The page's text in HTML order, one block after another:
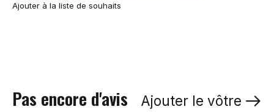
Ajouter à la liste de souhaits
Pas encore d'avis Ajouter le vôtre